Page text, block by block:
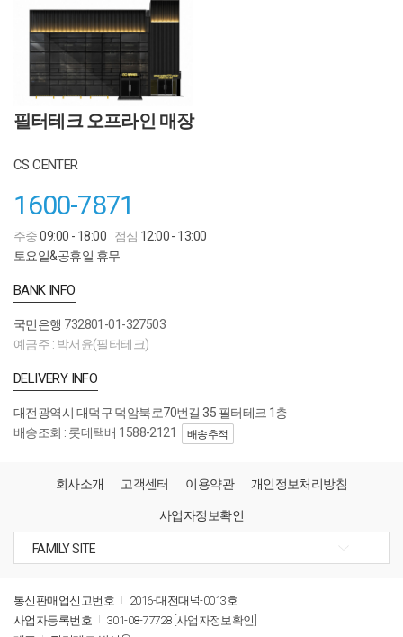
필터테크 오프라인 매장
CS CENTER
1600-7871
주중09:00 - 18:00 점심 12:00 - 13:00
토요일&공휴일 휴무
BANK INFO
국민은행 732801-01-327503
예금주 : 박서윤(필터테크)
DELIVERY INFO
대전광역시 대덕구 덕암북로70번길 35 필터테크 1층
배송조회 : 롯데택배 1588-2121
배송추적
회사소개 고객센터 이용약관 개인정보처리방침
사업자정보확인
통신판매업신고번호
2016-대전대덕-0013호
사업자등록번호
301-08-77728 [사업자정보확인]